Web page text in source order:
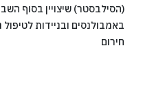
(הסילבסטר) שיצויין בסוף
באמבולנסים ובניידות לטיפול
חירום